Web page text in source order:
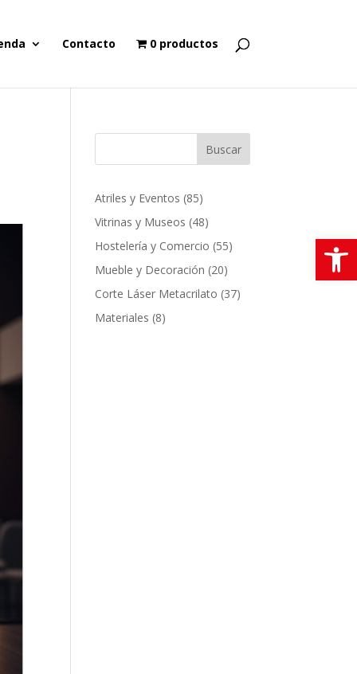
Contacto 0 productos
Buscar
Atriles y Eventos 8585
productos
Vitrinas y Museos 4848
productos
Hostelería y Comercio 5555
Mueble y Decoración 2020
productos
Corte Láser Metacrilato 3737
Materiales 88